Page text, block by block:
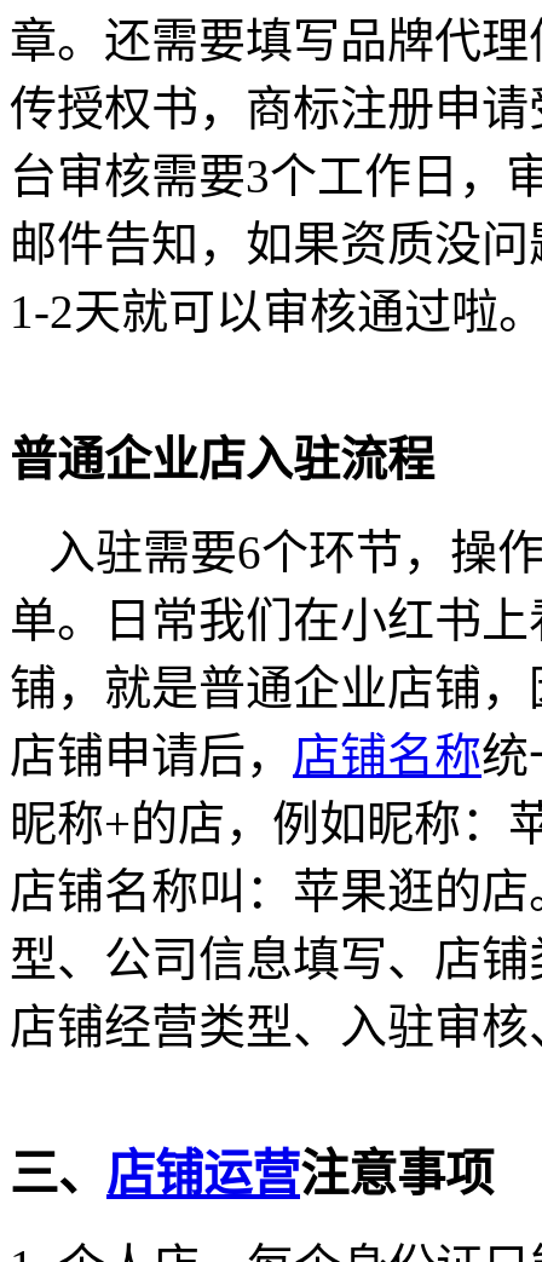
章。还需要填写品牌代
传授权书，商标注册申
台审核需要3个工作日，
邮件告知，如果资质没
1-2天就可以审核通过啦
普通企业店入驻流程
入驻需要6个环节，操
单。日常我们在小红书
铺，就是普通企业店铺
店铺申请后， 店铺名称统
昵称+的店，例如昵称：
店铺名称叫：苹果逛的
型、公司信息填写、店
店铺经营类型、入驻审
三、 店铺运营注意事项